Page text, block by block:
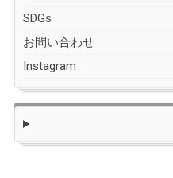
SDGs
お問い合わせ
Instagram